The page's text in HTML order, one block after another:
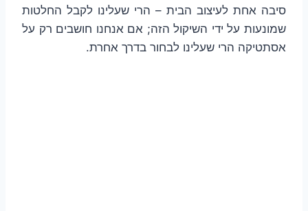
סיבה אחת לעיצוב הבית – הרי שעלינו לקבל החלטות
שמונעות על ידי השיקול הזה; אם אנחנו חושבים רק על
אסתטיקה הרי שעלינו לבחור בדרך אחרת.